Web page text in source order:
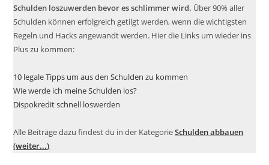
Schulden loszuwerden bevor es schlimmer wird. Über 90% aller
Schulden können erfolgreich getilgt werden, wenn die wichtigsten
Regeln und Hacks angewandt werden. Hier die Links um wieder ins
Plus zu kommen:
10 legale Tipps um aus den Schulden zu kommen
Wie werde ich meine Schulden los?
Dispokredit schnell loswerden
Alle Beiträge dazu findest du in der KategorieSchulden abbauen
(weiter...)